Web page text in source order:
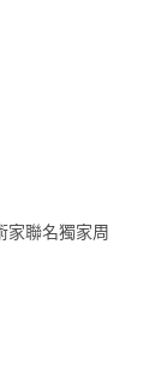
家聯名獨家周